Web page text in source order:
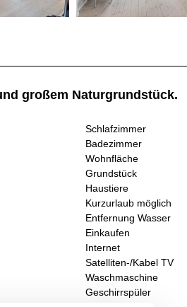
großem Naturgrundstück.
Schlafzimmer
Badezimmer
Wohnfläche
Grundstück
Haustiere
Kurzurlaub möglich
Entfernung Wasser
Einkaufen
Internet
Satelliten-/Kabel TV
Waschmaschine
Geschirrspüler